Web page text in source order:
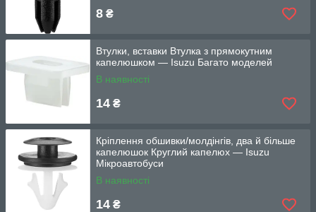
8 ₴
Втулки, вставки Втулка з прямокутним
капелюшком — Isuzu Багато моделей
В наявності
14 ₴
Кріплення обшивки/молдінгів, два й більше
капелюшок Круглий капелюх — Isuzu
Мікроавтобуси
В наявності
14 ₴